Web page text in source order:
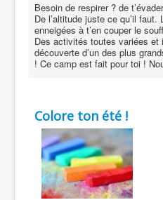
Besoin de respirer ? de
De l’altitude juste ce qu’il
enneigées à t’en couper le
Des activités toutes variées et
découverte d’un des plus
! Ce camp est fait pour toi !
Colore ton été !